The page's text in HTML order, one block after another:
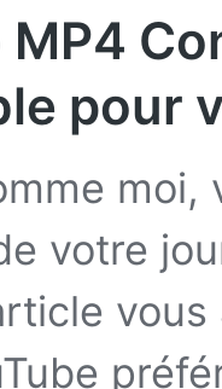
MP4
pour
votre